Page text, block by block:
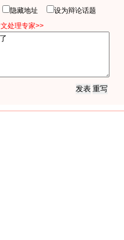
隐藏地址
设为辩论话题
处理专家>>